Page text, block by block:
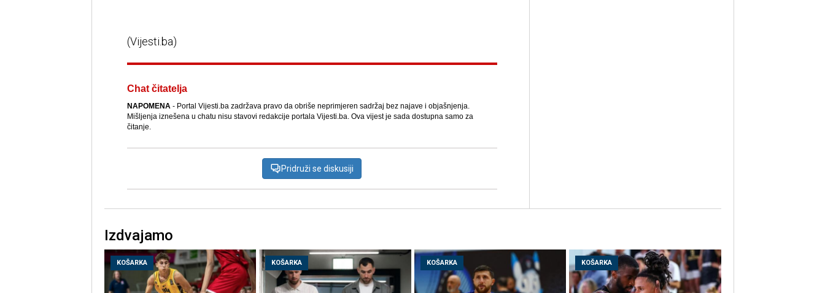
(Vijesti.ba)
Chat čitatelja
NAPOMENA- Portal Vijesti.ba zadržava pravo da obriše neprimjeren sadržaj bez najave i objašnjenja.
Mišljenja iznešena u chatu nisu stavovi redakcije portala Vijesti.ba. Ova vijest je sada dostupna samo za
čitanje.
Pridruži se diskusiji
Izdvajamo
KOŠARKA KOŠARKA KOŠARKA KOŠARKA